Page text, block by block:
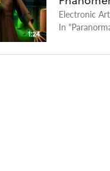
1:24
Electronic
In
Seancen.